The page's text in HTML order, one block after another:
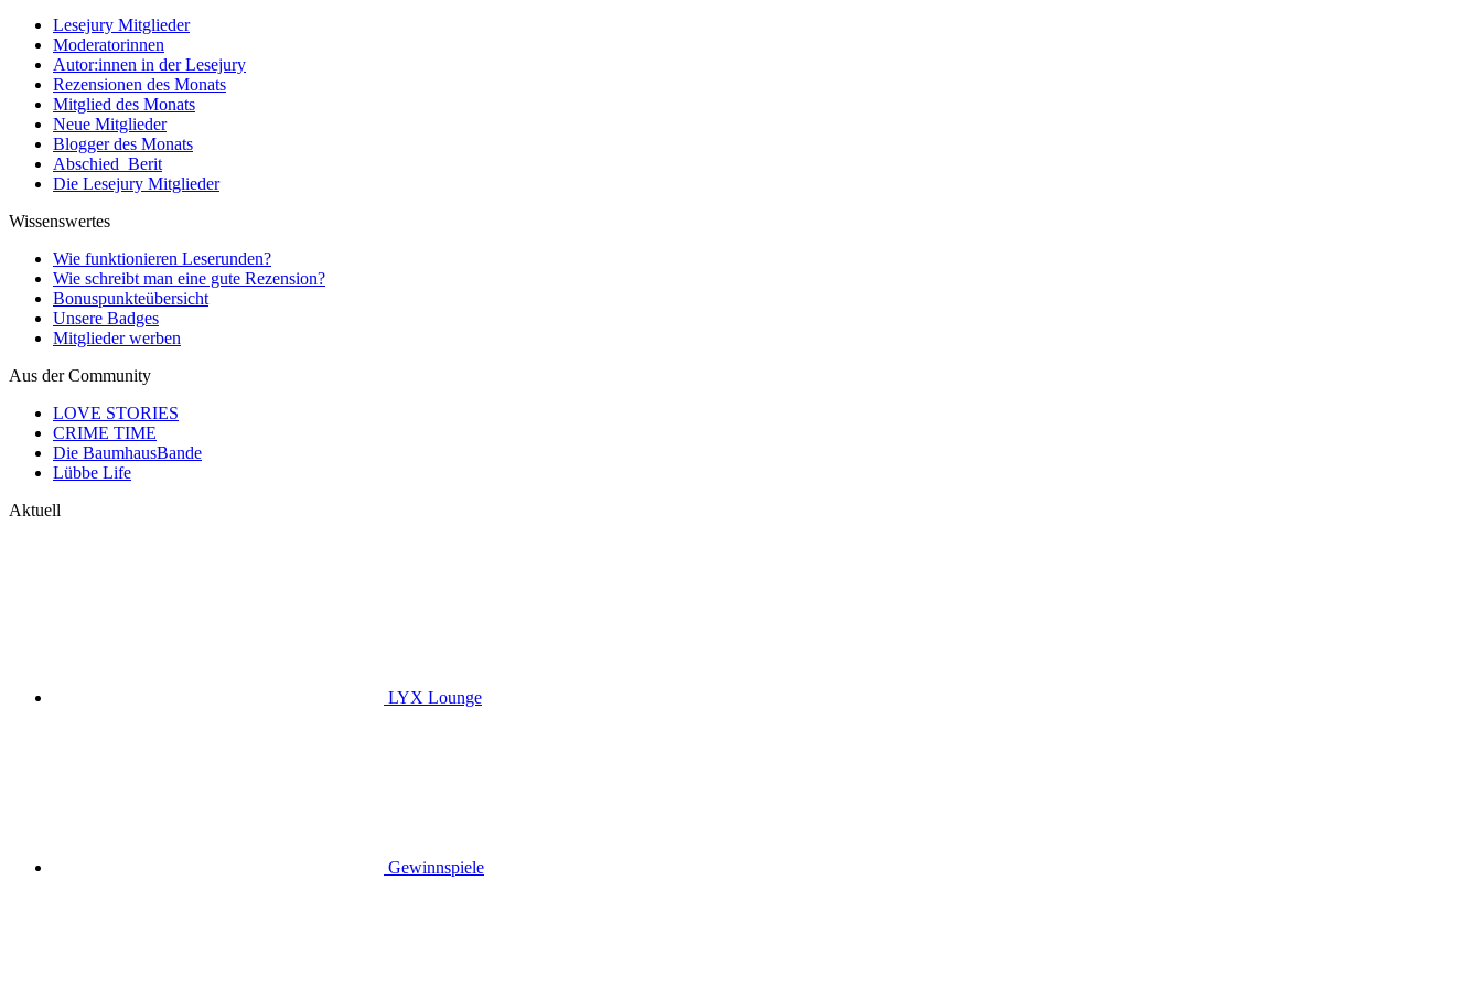
Lesejury Mitglieder
Moderatorinnen
Autor:innen in der Lesejury
Rezensionen des Monats
Mitglied des Monats
Neue Mitglieder
Blogger des Monats
Abschied_Berit
Die Lesejury Mitglieder
Wissenswertes
Wie funktionieren Leserunden?
Wie schreibt man eine gute Rezension?
Bonuspunkteübersicht
Unsere Badges
Mitglieder werben
Aus der Community
LOVE STORIES
CRIME TIME
Die BaumhausBande
Lübbe Life
Aktuell
LYX Lounge
Gewinnspiele